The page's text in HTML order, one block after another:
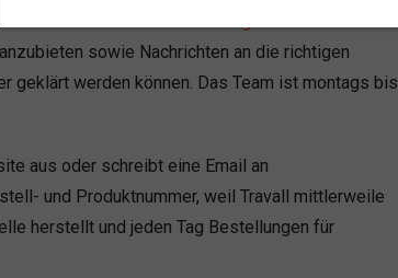
via
sowie Nachrichten an die richtigen
werden können. Das Team ist montags bis
aus oder schreibt eine Email an
und Produktnummer, weil Travall mittlerweile
herstellt und jeden Tag Bestellungen für